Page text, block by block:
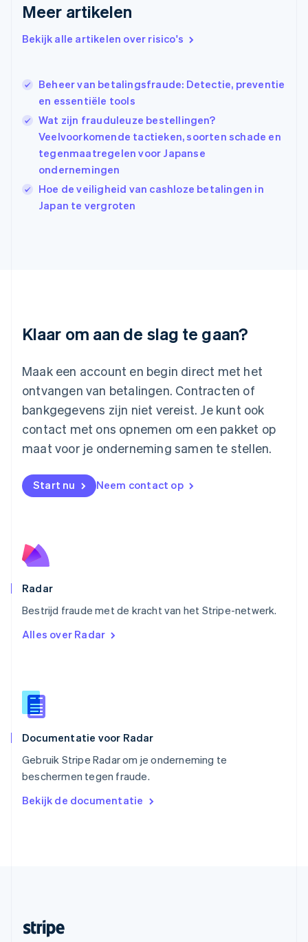
Meer artikelen
Bekijk alle artikelen over risico's
Beheer van betalingsfraude: Detectie, preventie
en essentiële tools
Wat zijn frauduleuze bestellingen?
Veelvoorkomende tactieken, soorten schade en
tegenmaatregelen voor Japanse
ondernemingen
Hoe de veiligheid van cashloze betalingen in
Japan te vergroten
Klaar om aan de slag te gaan?
Maak een account en begin direct met het
ontvangen van betalingen. Contracten of
bankgegevens zijn niet vereist. Je kunt ook
contact met ons opnemen om een pakket op
maat voor je onderneming samen te stellen.
Start nu Neem contact op
Radar
Bestrijd fraude met de kracht van het Stripe-netwerk.
Alles over Radar
Documentatie voor Radar
Gebruik Stripe Radar om je onderneming te
beschermen tegen fraude.
Bekijk de documentatie
Hongarije
Hongkong SAR, China
English
English
Italië
ItalianoEnglish
Japan
日本語
Kroatië
EnglishItaliano
Letland
English简体中文
Mexico
EspañolEnglish
Nederland
NederlandsEnglish
Nieuw-Zeeland
English
Noorwegen
Oostenrijk
DeutschEnglish
Português
Roemenië
Singapore
English简体中文
EnglishItaliano
Español
Thailand
Tsjechië
Vasteland van China
简体中文English
English